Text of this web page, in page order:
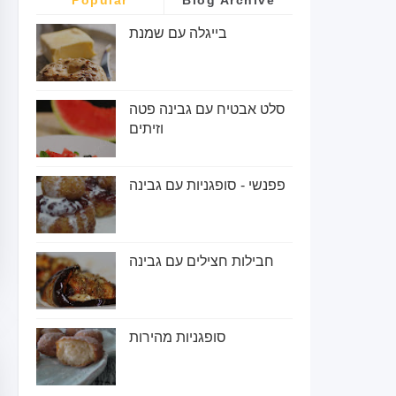
בייגלה עם שמנת
סלט אבטיח עם גבינה פטה
וזיתים
פפנשי - סופגניות עם גבינה
חבילות חצילים עם גבינה
סופגניות מהירות